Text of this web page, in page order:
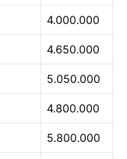
4.000.000
4.650.000
5.050.000
4.800.000
5.800.000